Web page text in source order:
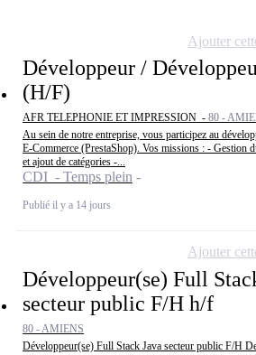
Développeur /
(H/F)
AFR TELEPHONIE ET IMPRESSION - 80 -
Au sein de notre entreprise, vous participez au
E-Commerce (PrestaShop). Vos missions : - Gestion
et ajout de catégories -...
CDI - Temps plein
Publié il y a 14 jours
Ajouter
Développeur(se) Full
secteur public F/H h/f
80 - AMIENS
Développeur(se) Full Stack Java secteur public F/H
Ajouter